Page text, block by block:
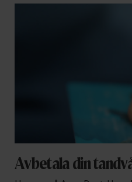
Avbetala din